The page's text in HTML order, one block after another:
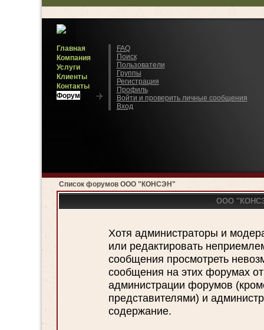
Главная
Компания
Услуги
Клиенты
Контакты
Форум
FAQ
Поиск
Пользователи
Группы
Регистрация
Профиль
Войти и проверить личные сообщения
Вход
Список форумов ООО "КОНСЭН"
ООО
Хотя администраторы и
или редактировать
сообщения просмотреть
сообщения на этих форумах
администрации форумов
представителями) и
содержание.